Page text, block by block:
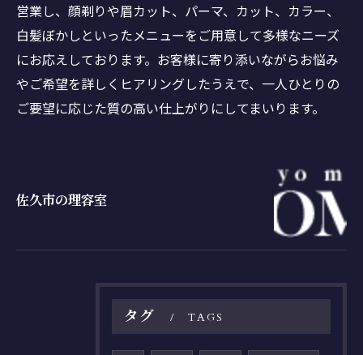
営業し、顔剃りや眉カット、パーマ、カット、カラー、
白髪ぼかしといったメニューをご用意して多様なニーズ
にお応えしております。お客様に寄り添いながらお悩み
やご希望を詳しくヒアリングしたうえで、一人ひとりの
ご要望に応じた質の高い仕上がりにしてまいります。
佐久市の理容室
タグ TAGS